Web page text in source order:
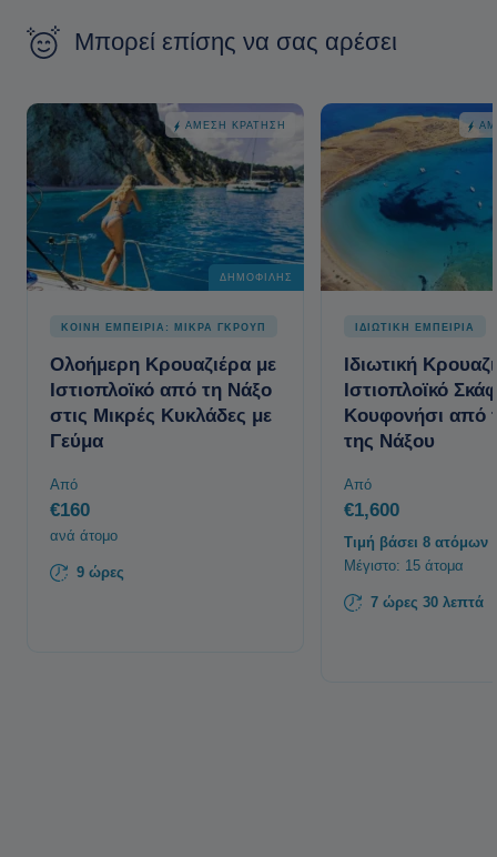
Μπορεί επίσης να σας αρέσει
ΆΜΕΣΗ ΚΡΆΤΗΣΗ
ΔΗΜΟΦΙΛΉΣ
ΚΟΙΝΗ ΕΜΠΕΙΡΙΑ: ΜΙΚΡΑ ΓΚΡΟΥΠ
Ολοήμερη Κρουαζιέρα με
Ιστιοπλοϊκό από τη Νάξο
στις Μικρές Κυκλάδες με
Γεύμα
Από
€160
ανά άτομο
9 ώρες
ΙΔΙΩΤΙΚΗ ΕΜΠΕΙΡΙΑ
Ιδιωτική
Ιστιοπλοϊκό
Κουφονήσι από
της Νάξου
Από
€1,600
Τιμή βάσει 8 ατόμων
Μέγιστο: 15 άτομα
7 ώρες 30 λεπτά